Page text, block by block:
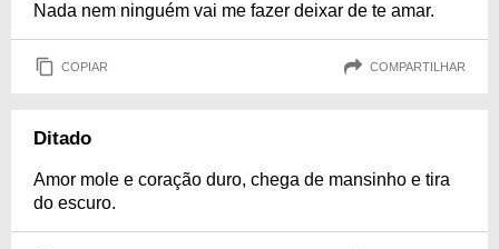
Nada nem ninguém vai me fazer deixar de te amar.
COPIAR COMPARTILHAR
Ditado
Amor mole e coração duro, chega de mansinho e tira
do escuro.